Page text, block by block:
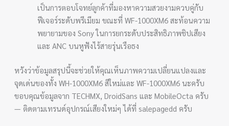
เป็นการตอบโจทย์ลูกค้าที่มองหาความสวยงามควบคู่กับ
ฟีเจอร์ระดับพรีเมียม ขณะที่ WF-1000XM6 สะท้อนความ
พยายามของ Sony ในการยกระดับประสิทธิภาพชิปเสียง
และ ANC บนหูฟังไร้สายรุ่นเรือธง
หวังว่าข้อมูลสรุปนี้จะช่วยให้คุณเห็นภาพความเปลี่ยนแปลงและ
จุดเด่นของทั้ง WH-1000XM6 สีใหม่และ WF-1000XM6 นะครับ
ขอบคุณข้อมูลจาก TECHMX, DroidSans และ MobileOcta ครับ
— ติดตามเทรนด์อุปกรณ์เสียงใหม่ๆ ได้ที่ salepagedd ครับ